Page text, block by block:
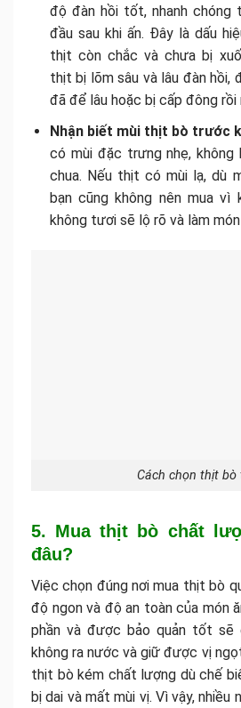
độ đàn hồi tốt, nhanh chóng
đầu sau khi ấn. Đây là dấu
thịt còn chắc và chưa bị
thịt bị lõm sâu và lâu đàn hồi,
đã để lâu hoặc bị cấp đông rồi
Nhận biết mùi thịt bò trước
có mùi đặc trưng nhẹ, không
chua. Nếu thịt có mùi lạ, dù
bạn cũng không nên mua vì
không tươi sẽ lộ rõ và làm
Cách chọn thịt bò
5. Mua thịt bò chất
đâu?
Việc chọn đúng nơi mua thịt bò
độ ngon và độ an toàn của món
phần và được bảo quản tốt sẽ
không ra nước và giữ được vị
thịt bò kém chất lượng dù chế
bị dai và mất mùi vị. Vì vậy, nhiều